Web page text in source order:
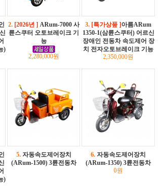
)
2. [2026년 ] ARum-7000 사
륜스쿠터 오토브레이크 기
능
2,280,000원
3. [특가상풒 ] 아름ARum
1350-1(삼륜스쿠터) 어르신
장애인 전동차 속도제어 장
치 전자오토브레이크 기능
2,350,000원
)
5. 자동속도제어장치
(ARum-1500) 3륜전동차
6. 자동속도제어장치
(ARum-1350) 3륜전동차
0원